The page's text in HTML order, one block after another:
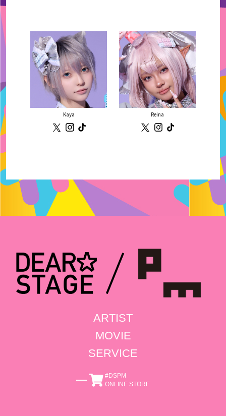
Kaya Reina
ARTIST
MOVIE
SERVICE
#DSPM
ONLINE STORE